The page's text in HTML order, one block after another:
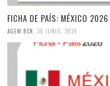
FICHA DE PAÍS: MÉXICO 2026
AGEM BCN 30 JUNIO, 2026